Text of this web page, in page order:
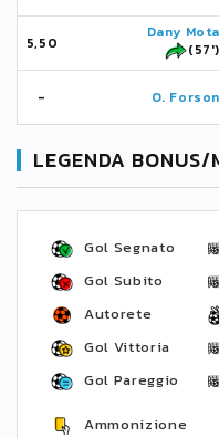
5,50
Dany Mota
(57')
- O. Forson
LEGENDA BONUS/
Gol Segnato
Gol Subito
Autorete
Gol Vittoria
Gol Pareggio
Ammonizione